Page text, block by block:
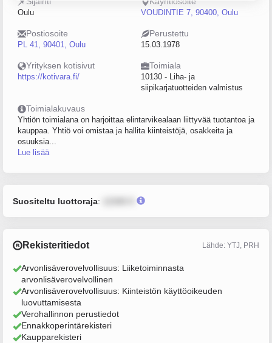
Oulu VOUDINTIE 7, 90400, Oulu
Postiosoite
PL 41, 90401, Oulu
Perustettu
15.03.1978
Yrityksen kotisivut
https://kotivara.fi/
Toimiala
10130 - Liha- ja
siipikarjatuotteiden valmistus
Toimialakuvaus
Yhtiön toimialana on harjoittaa elintarvikealaan liittyvää tuotantoa ja
kauppaa. Yhtiö voi omistaa ja hallita kiinteistöjä, osakkeita ja
osuuksia...
Lue lisää
Suositeltu luottoraja:
Rekisteritiedot Lähde: YTJ, PRH
Arvonlisäverovelvollisuus: Liiketoiminnasta
arvonlisäverovelvollinen
Arvonlisäverovelvollisuus: Kiinteistön käyttöoikeuden
luovuttamisesta
Verohallinnon perustiedot
Ennakkoperintärekisteri
Kaupparekisteri